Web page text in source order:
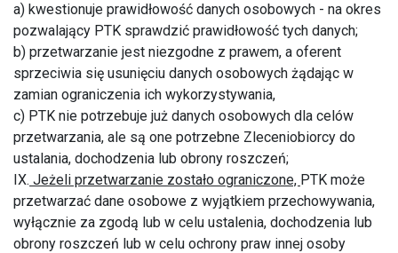
a) kwestionuje prawidłowość danych osobowych - na okres
pozwalający PTK sprawdzić prawidłowość tych danych;
b) przetwarzanie jest niezgodne z prawem, a oferent
sprzeciwia się usunięciu danych osobowych żądając w
zamian ograniczenia ich wykorzystywania,
c) PTK nie potrzebuje już danych osobowych dla celów
przetwarzania, ale są one potrzebne Zleceniobiorcy do
ustalania, dochodzenia lub obrony roszczeń;
IX. Jeżeli przetwarzanie zostało ograniczone, PTK może
przetwarzać dane osobowe z wyjątkiem przechowywania,
wyłącznie za zgodą lub w celu ustalenia, dochodzenia lub
obrony roszczeń lub w celu ochrony praw innej osoby